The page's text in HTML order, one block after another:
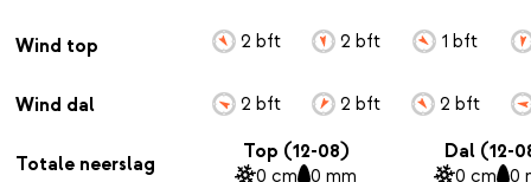
Wind top
Wind dal
Totale neerslag
2 bft
2 bft
2 bft
2 bft
1 bft
2 bft
Top (12-08)
0 cm 0 mm
Dal (12-
0 cm 0